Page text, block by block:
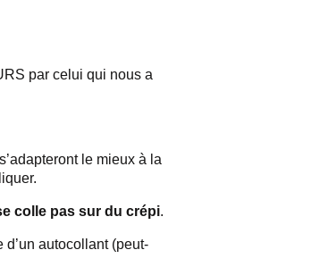
par celui qui nous a
le mieux à la
colle pas sur du crépi.
d’un autocollant (peut-